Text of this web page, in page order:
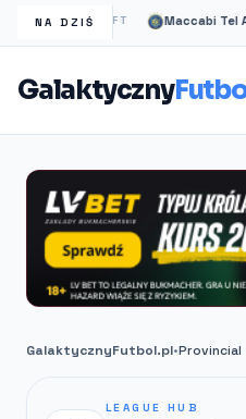
NA DZIŚ
Rangers Maccabi Tel
Galaktyczny
GalaktycznyFutbol.pl•Provincial
LEAGUE HUB